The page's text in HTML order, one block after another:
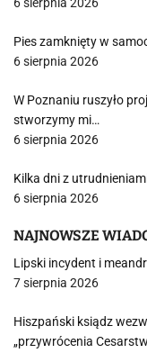
Pies zamknięty w
6 sierpnia 2026
W Poznaniu ruszyło
stworzymy mi…
6 sierpnia 2026
Kilka dni z
6 sierpnia 2026
NAJNOWSZE
Lipski incydent i
7 sierpnia 2026
Hiszpański ksiądz
„przywrócenia